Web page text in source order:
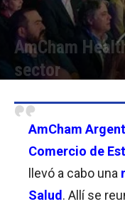
AmCham
sector
AmCham
Comercio de
llevó a cabo una
Salud . Allí se